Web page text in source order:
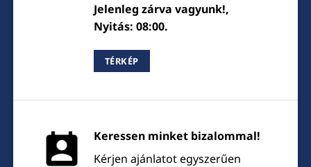
Jelenleg zárva vagyunk!,
Nyitás: 08:00.
TÉRKÉP
Keressen minket bizalommal!
Kérjen ajánlatot egyszerűen